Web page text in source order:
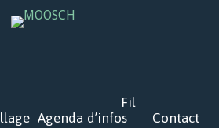
Agenda
Fil
d’infos
Contact